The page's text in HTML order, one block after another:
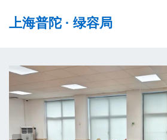
上海普陀 · 绿容局